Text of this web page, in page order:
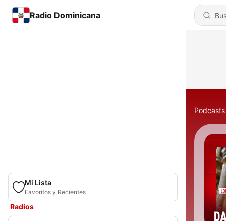
Radio Dominicana
Mi Lista
Favoritos y Recientes
Radios
Podcasts